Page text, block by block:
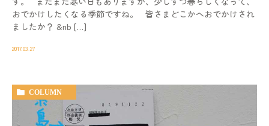
おでかけしたくなる季節ですね。 皆さまどこかへおでかけされ
ましたか？ &nb […]
2017.03.27
COLUMN